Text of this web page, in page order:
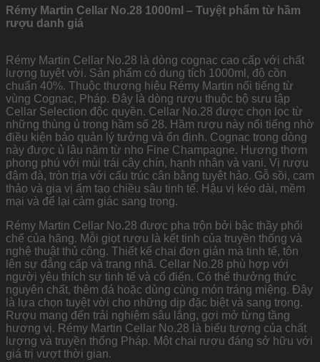
Rémy Martin Cellar No.28 1000ml – Tuyệt phẩm từ hầm
rượu danh giá
Rémy Martin Cellar No.28 là dòng cognac cao cấp với chất
lượng tuyệt vời. Sản phẩm có dung tích 1000ml, độ cồn
chuẩn 40%. Thuộc thương hiệu Rémy Martin nổi tiếng từ
vùng Cognac, Pháp. Đây là dòng rượu thuộc bộ sưu tập
Cellar Selection độc quyền. Cellar No.28 được chọn lọc từ
những thùng ủ trong hầm số 28. Hầm rượu này nổi tiếng nhờ
điều kiện bảo quản lý tưởng và ổn định. Cognac trong dòng
này được ủ lâu năm từ nho Fine Champagne. Hương thơm
phong phú với mùi trái cây chín, hạnh nhân và vani. Vị rượu
đậm đà, tròn trịa với cấu trúc cân bằng tuyệt hảo. Gỗ sồi, cam
thảo và gia vị ấm tạo chiều sâu tinh tế. Hậu vị kéo dài, mềm
mại và để lại cảm giác sang trọng.
Rémy Martin Cellar No.28 được pha trộn bởi bậc thầy phối
chế của hãng. Mỗi giọt rượu là kết tinh của truyền thống và
nghệ thuật thủ công. Thiết kế chai đơn giản mà tinh tế, tôn
lên sự đẳng cấp và trang nhã. Cellar No.28 phù hợp với
người yêu thích sự tinh tế và cổ điển. Có thể thưởng thức
nguyên chất, thêm đá hoặc dùng cùng món tráng miệng. Đây
là lựa chọn tuyệt vời cho những dịp đặc biệt và sang trọng.
Rượu mang đến trải nghiệm sâu lắng, gợi mở từng tầng
hương vị. Rémy Martin Cellar No.28 là biểu tượng của chất
lượng và truyền thống Pháp. Một chai rượu đáng sở hữu với
giá trị vượt thời gian.